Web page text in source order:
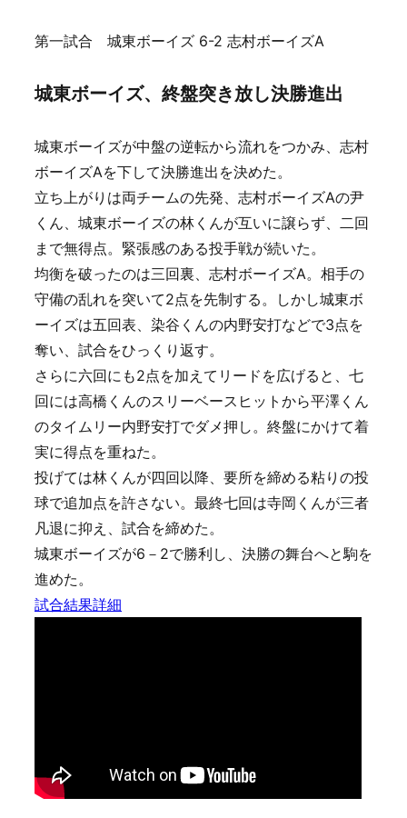
第一試合 城東ボーイズ 6-2 志村ボーイズA
城東ボーイズ、終盤突き放し決勝進出
城東ボーイズが中盤の逆転から流れをつかみ、志村
ボーイズAを下して決勝進出を決めた。
立ち上がりは両チームの先発、志村ボーイズAの尹
くん、城東ボーイズの林くんが互いに譲らず、二回
まで無得点。緊張感のある投手戦が続いた。
均衡を破ったのは三回裏、志村ボーイズA。相手の
守備の乱れを突いて2点を先制する。しかし城東ボ
ーイズは五回表、染谷くんの内野安打などで3点を
奪い、試合をひっくり返す。
さらに六回にも2点を加えてリードを広げると、七
回には高橋くんのスリーベースヒットから平澤くん
のタイムリー内野安打でダメ押し。終盤にかけて着
実に得点を重ねた。
投げては林くんが四回以降、要所を締める粘りの投
球で追加点を許さない。最終七回は寺岡くんが三者
凡退に抑え、試合を締めた。
城東ボーイズが6－2で勝利し、決勝の舞台へと駒を
進めた。
試合結果詳細